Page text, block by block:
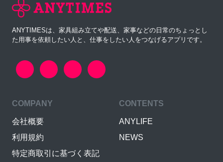
ANYTIMESは、家具組み立てや配送、家事などの日常のちょっとし
た用事を依頼したい人と、仕事をしたい人をつなげるアプリです。
COMPANY
会社概要
利用規約
特定商取引に基づく表記
CONTENTS
ANYLIFE
NEWS